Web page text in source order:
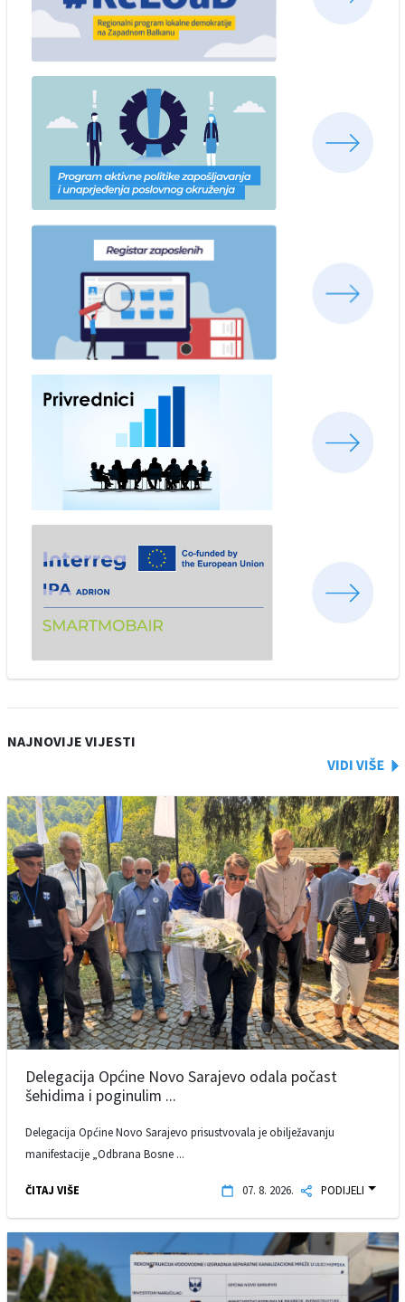
NAJNOVIJE VIJESTI
Delegacija Općine Novo Sarajevo odala počast
šehidima i poginulim ...
Delegacija Općine Novo Sarajevo prisustvovala je obilježavanju
manifestacije „Odbrana Bosne ...
ČITAJ VIŠE 07. 8. 2026. PODIJELI